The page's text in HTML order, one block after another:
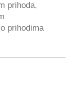
prihoda,
prihodima